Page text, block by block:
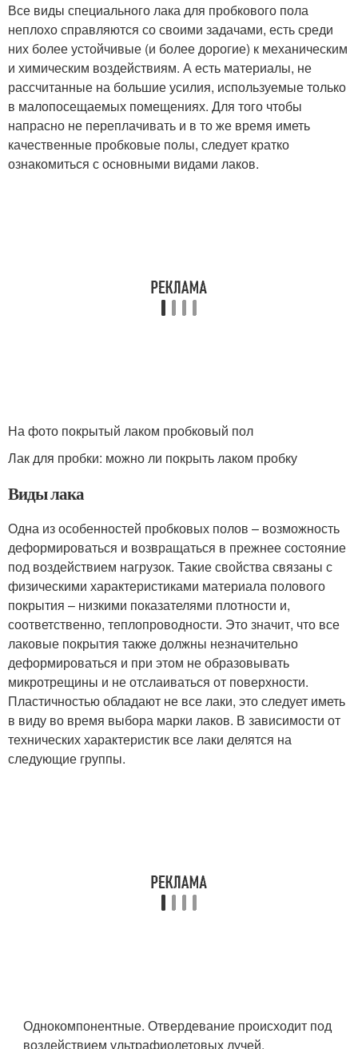
Все виды специального лака для пробкового пола
неплохо справляются со своими задачами, есть среди
них более устойчивые (и более дорогие) к механическим
и химическим воздействиям. А есть материалы, не
рассчитанные на большие усилия, используемые только
в малопосещаемых помещениях. Для того чтобы
напрасно не переплачивать и в то же время иметь
качественные пробковые полы, следует кратко
ознакомиться с основными видами лаков.
На фото покрытый лаком пробковый пол
Лак для пробки: можно ли покрыть лаком пробку
Виды лака
Одна из особенностей пробковых полов – возможность
деформироваться и возвращаться в прежнее состояние
под воздействием нагрузок. Такие свойства связаны с
физическими характеристиками материала полового
покрытия – низкими показателями плотности и,
соответственно, теплопроводности. Это значит, что все
лаковые покрытия также должны незначительно
деформироваться и при этом не образовывать
микротрещины и не отслаиваться от поверхности.
Пластичностью обладают не все лаки, это следует иметь
в виду во время выбора марки лаков. В зависимости от
технических характеристик все лаки делятся на
следующие группы.
Однокомпонентные. Отвердевание происходит под
воздействием ультрафиолетовых лучей.